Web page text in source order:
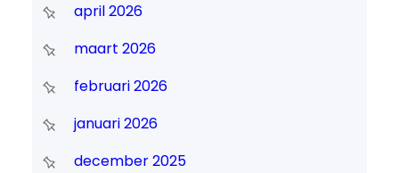
april 2026
maart 2026
februari 2026
januari 2026
december 2025